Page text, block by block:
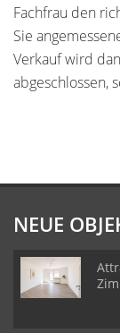
Fachfrau den
Sie
Verkauf wird
abgeschlossen,
NEUE